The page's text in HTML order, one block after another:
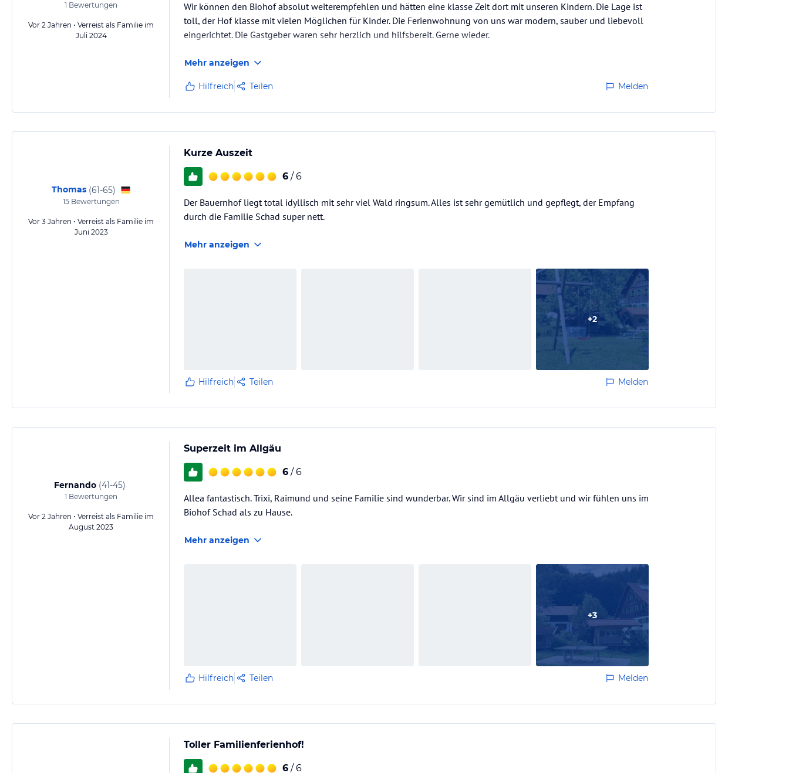
1 Bewertungen
Vor 2 Jahren • Verreist als Familie im
Juli 2024
Wir können den Biohof absolut weiterempfehlen und hätten eine klasse Zeit dort mit unseren Kindern. Die Lage ist
toll, der Hof klasse mit vielen Möglichen für Kinder. Die Ferienwohnung von uns war modern, sauber und liebevoll
eingerichtet. Die Gastgeber waren sehr herzlich und hilfsbereit. Gerne wieder.
Mehr anzeigen
Hilfreich Teilen Melden
Thomas (61-65)
15Bewertungen
Vor 3 Jahren • Verreist als Familie im
Juni 2023
Kurze Auszeit
6 / 6
Der Bauernhof liegt total idyllisch mit sehr viel Wald ringsum. Alles ist sehr gemütlich und gepflegt, der Empfang
durch die Familie Schad super nett.
Mehr anzeigen
+2
Hilfreich Teilen Melden
Fernando (41-45)
1 Bewertungen
Vor 2 Jahren • Verreist als Familie im
August 2023
Superzeit im Allgäu
6 / 6
Allea fantastisch. Trixi, Raimund und seine Familie sind wunderbar. Wir sind im Allgäu verliebt und wir fühlen uns im
Biohof Schad als zu Hause.
Mehr anzeigen
+3
Hilfreich Teilen Melden
Toller Familienferienhof!
6 / 6